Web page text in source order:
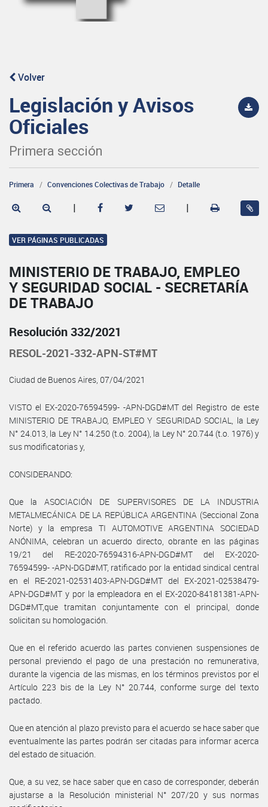
Volver
Legislación y Avisos
Oficiales
Primera sección
Primera Convenciones Colectivas de Trabajo Detalle
| |
VER PÁGINAS PUBLICADAS
MINISTERIO DE TRABAJO, EMPLEO
Y SEGURIDAD SOCIAL - SECRETARÍA
DE TRABAJO
Resolución 332/2021
RESOL-2021-332-APN-ST#MT
Ciudad de Buenos Aires, 07/04/2021
VISTO el EX-2020-76594599- -APN-DGD#MT del Registro de este
MINISTERIO DE TRABAJO, EMPLEO Y SEGURIDAD SOCIAL, la Ley
N° 24.013, la Ley N° 14.250 (t.o. 2004), la Ley N° 20.744 (t.o. 1976) y
sus modificatorias y,
CONSIDERANDO:
Que la ASOCIACIÓN DE SUPERVISORES DE LA INDUSTRIA
METALMECÁNICA DE LA REPÚBLICA ARGENTINA (Seccional Zona
Norte) y la empresa TI AUTOMOTIVE ARGENTINA SOCIEDAD
ANÓNIMA, celebran un acuerdo directo, obrante en las páginas
19/21 del RE-2020-76594316-APN-DGD#MT del EX-2020-
76594599- -APN-DGD#MT, ratificado por la entidad sindical central
en el RE-2021-02531403-APN-DGD#MT del EX-2021-02538479-
APN-DGD#MT y por la empleadora en el EX-2020-84181381-APN-
DGD#MT,que tramitan conjuntamente con el principal, donde
solicitan su homologación.
Que en el referido acuerdo las partes convienen suspensiones de
personal previendo el pago de una prestación no remunerativa,
durante la vigencia de las mismas, en los términos previstos por el
Artículo 223 bis de la Ley N° 20.744, conforme surge del texto
pactado.
Que en atención al plazo previsto para el acuerdo se hace saber que
eventualmente las partes podrán ser citadas para informar acerca
del estado de situación.
Que, a su vez, se hace saber que en caso de corresponder, deberán
ajustarse a la Resolución ministerial N° 207/20 y sus normas